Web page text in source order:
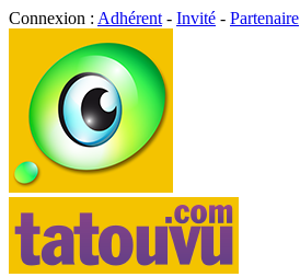
Connexion : Adhérent - Invité - Partenaire